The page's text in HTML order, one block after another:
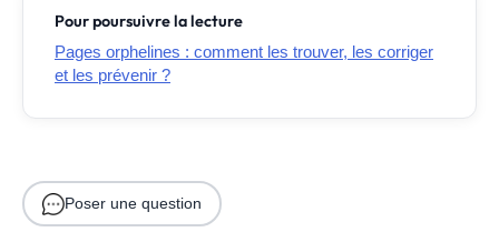
Pour poursuivre la lecture
Pages orphelines : comment les trouver, les corriger
et les prévenir ?
Poser une question